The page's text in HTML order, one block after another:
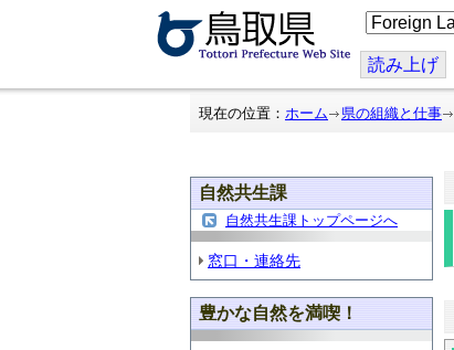
こ
の
ジ
を
翻
読み上げ
現在の位置： ホーム 県の組織と仕事
自然共生課
自然共生課トップページへ
窓口・連絡先
豊かな自然を満喫！